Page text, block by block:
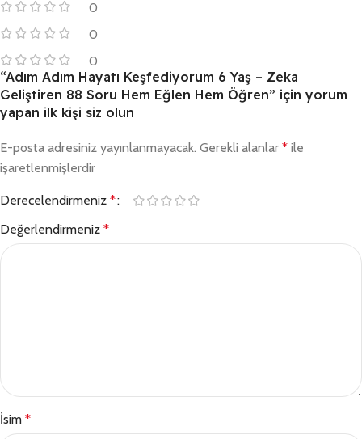
0
0
0
“Adım Adım Hayatı Keşfediyorum 6 Yaş – Zeka
Geliştiren 88 Soru Hem Eğlen Hem Öğren” için yorum
yapan ilk kişi siz olun
E-posta adresiniz yayınlanmayacak. Gerekli alanlar * ile
işaretlenmişlerdir
Derecelendirmeniz *
Değerlendirmeniz *
İsim *